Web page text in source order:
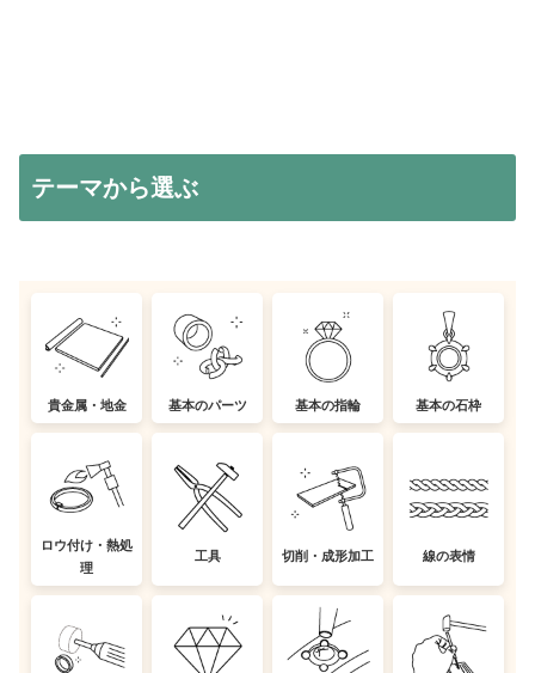
テーマから選ぶ
貴金属・地金 基本のパーツ 基本の指輪 基本の石枠
ロウ付け・熱処
理
工具 切削・成形加工 線の表情